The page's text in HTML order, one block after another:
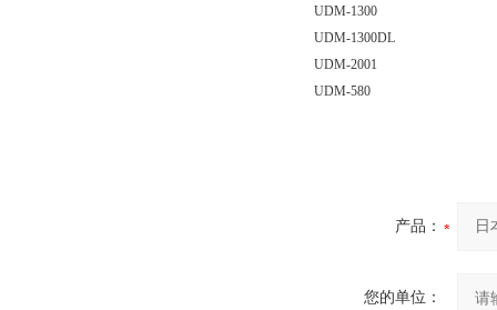
UDM-1300
UDM-1300DL
UDM-2001
UDM-580
产品：
您的单位：